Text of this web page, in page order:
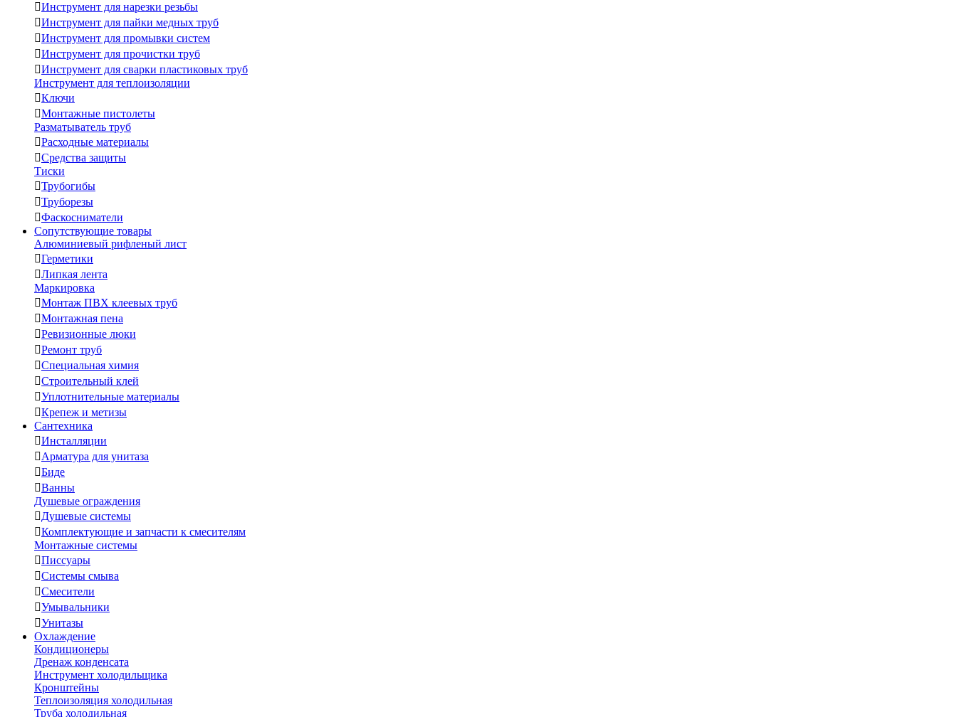
Инструмент для нарезки резьбы
Инструмент для пайки медных труб
Инструмент для промывки систем
Инструмент для прочистки труб
Инструмент для сварки пластиковых труб
Инструмент для теплоизоляции
Ключи
Монтажные пистолеты
Разматыватель труб
Расходные материалы
Средства защиты
Тиски
Трубогибы
Труборезы
Фаскосниматели
Сопутствующие товары
Алюминиевый рифленый лист
Герметики
Липкая лента
Маркировка
Монтаж ПВХ клеевых труб
Монтажная пена
Ревизионные люки
Ремонт труб
Специальная химия
Строительный клей
Уплотнительные материалы
Крепеж и метизы
Сантехника
Инсталляции
Арматура для унитаза
Биде
Ванны
Душевые ограждения
Душевые системы
Комплектующие и запчасти к смесителям
Монтажные системы
Писсуары
Системы смыва
Смесители
Умывальники
Унитазы
Охлаждение
Кондиционеры
Дренаж конденсата
Инструмент холодильщика
Кронштейны
Теплоизоляция холодильная
Труба холодильная